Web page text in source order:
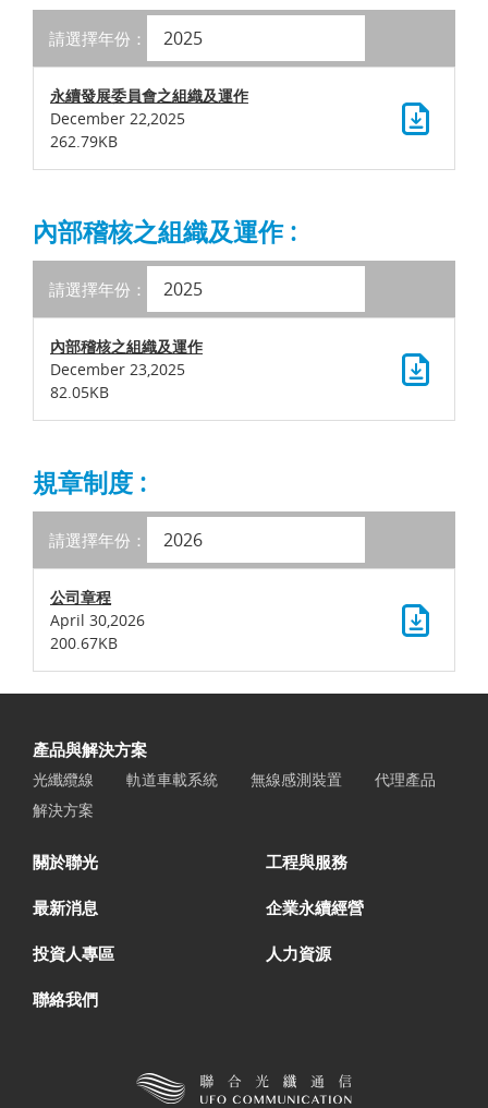
請選擇年份：
永續發展委員會之組織及運作
December 22,2025
262.79KB
內部稽核之組織及運作 :
請選擇年份：
內部稽核之組織及運作
December 23,2025
82.05KB
規章制度 :
請選擇年份：
公司章程
April 30,2026
200.67KB
產品與解決方案
光纖纜線 軌道車載系統 無線感測裝置
代理產品
解決方案
關於聯光 工程與服務
最新消息 企業永續經營
投資人專區 人力資源
聯絡我們